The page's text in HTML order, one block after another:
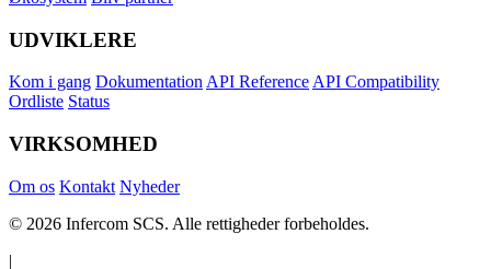
UDVIKLERE
Kom i gang Dokumentation API Reference API Compatibility
Ordliste Status
VIRKSOMHED
Om os Kontakt Nyheder
© 2026 Infercom SCS. Alle rettigheder forbeholdes.
|